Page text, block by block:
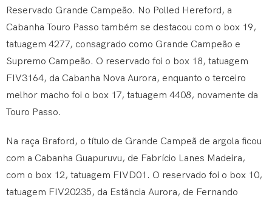
Reservado Grande Campeão. No Polled Hereford, a
Cabanha Touro Passo também se destacou com o box 19,
tatuagem 4277, consagrado como Grande Campeão e
Supremo Campeão. O reservado foi o box 18, tatuagem
FIV3164, da Cabanha Nova Aurora, enquanto o terceiro
melhor macho foi o box 17, tatuagem 4408, novamente da
Touro Passo.
Na raça Braford, o título de Grande Campeã de argola ficou
com a Cabanha Guapuruvu, de Fabrício Lanes Madeira,
com o box 12, tatuagem FIVD01. O reservado foi o box 10,
tatuagem FIV20235, da Estância Aurora, de Fernando